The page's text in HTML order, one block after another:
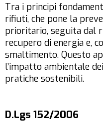
Tra i principi
rifiuti, che pone la
prioritario, seguita dal
recupero di energia e,
smaltimento. Questo
l’impatto ambientale
pratiche sostenibili.
D.Lgs 152/2006